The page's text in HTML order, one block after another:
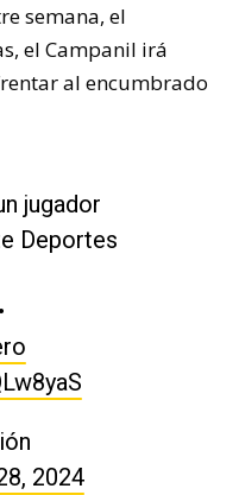
semana, el
el Campanil irá
al encumbrado
jugador
Deportes
•
2024